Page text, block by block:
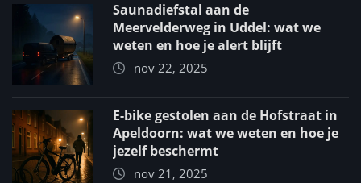
Saunadiefstal aan de
Meervelderweg in Uddel: wat we
weten en hoe je alert blijft
nov 22, 2025
E-bike gestolen aan de Hofstraat in
Apeldoorn: wat we weten en hoe je
jezelf beschermt
nov 21, 2025